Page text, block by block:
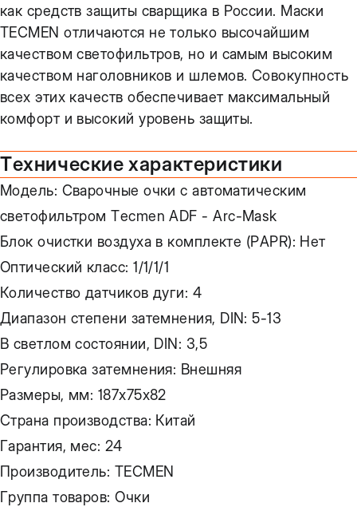
как средств защиты сварщика в России. Маски
TECMEN отличаются не только высочайшим
качеством светофильтров, но и самым высоким
качеством наголовников и шлемов. Совокупность
всех этих качеств обеспечивает максимальный
комфорт и высокий уровень защиты.
Технические характеристики
Модель: Сварочные очки с автоматическим
светофильтром Tecmen ADF - Arc-Mask
Блок очистки воздуха в комплекте (PAPR): Нет
Оптический класс: 1/1/1/1
Количество датчиков дуги: 4
Диапазон степени затемнения, DIN: 5-13
В светлом состоянии, DIN: 3,5
Регулировка затемнения: Внешняя
Размеры, мм: 187х75х82
Страна производства: Китай
Гарантия, мес: 24
Производитель: TECMEN
Группа товаров: Очки